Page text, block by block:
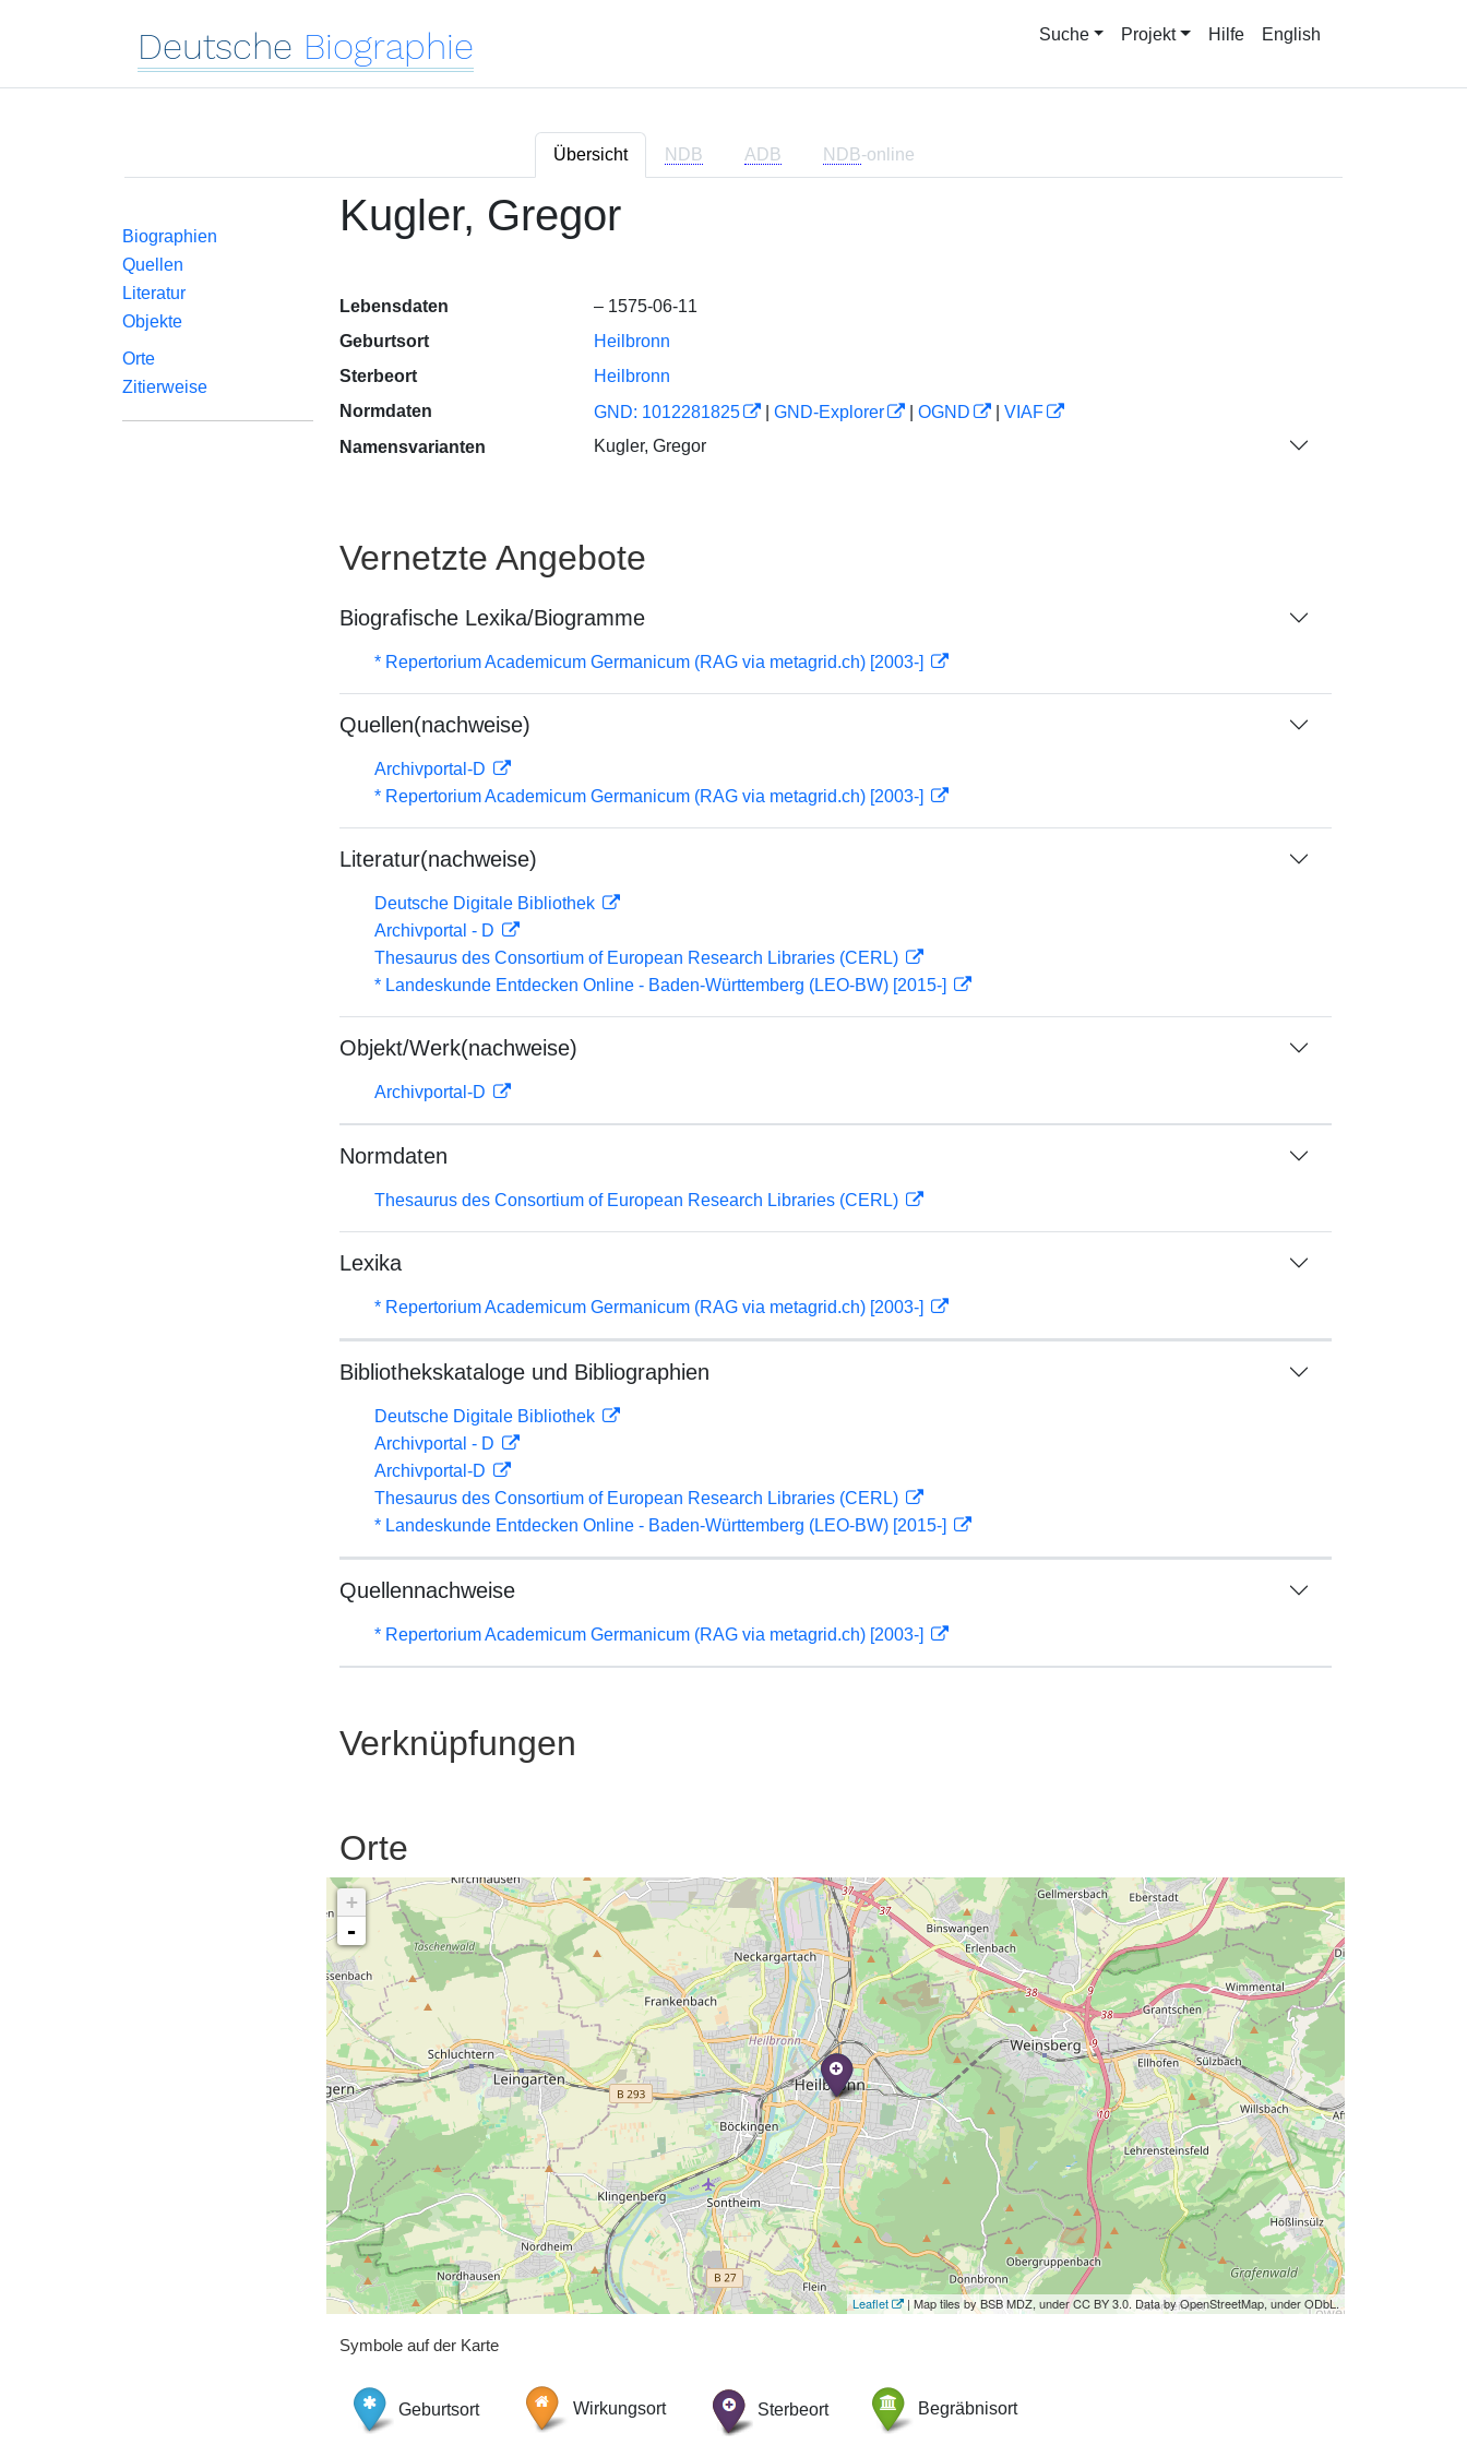
Deutsche Biographie Suche Projekt Hilfe English
Übersicht NDB ADB NDB-online
Biographien
Quellen
Literatur
Objekte
Orte
Zitierweise
Kugler, Gregor
Lebensdaten
– 1575-06-11
Geburtsort
Heilbronn
Sterbeort
Heilbronn
Normdaten
GND: 1012281825 GND-Explorer OGND
VIAF
Namensvarianten
Kugler, Gregor
Vernetzte Angebote
Biografische Lexika/Biogramme
* Repertorium Academicum Germanicum (RAG via metagrid.ch) [2003-]
Quellen(nachweise)
Archivportal-D
* Repertorium Academicum Germanicum (RAG via metagrid.ch) [2003-]
Literatur(nachweise)
Deutsche Digitale Bibliothek
Archivportal - D
Thesaurus des Consortium of European Research Libraries (CERL)
* Landeskunde Entdecken Online - Baden-Württemberg (LEO-BW) [2015-]
Objekt/Werk(nachweise)
Archivportal-D
Normdaten
Thesaurus des Consortium of European Research Libraries (CERL)
Lexika
* Repertorium Academicum Germanicum (RAG via metagrid.ch) [2003-]
Bibliothekskataloge und Bibliographien
Deutsche Digitale Bibliothek
Archivportal - D
Archivportal-D
Thesaurus des Consortium of European Research Libraries (CERL)
* Landeskunde Entdecken Online - Baden-Württemberg (LEO-BW) [2015-]
Quellennachweise
* Repertorium Academicum Germanicum (RAG via metagrid.ch) [2003-]
Verknüpfungen
Orte
+
-
Leaflet | Map tiles by BSB MDZ, under CC BY 3.0. Data by OpenStreetMap, under ODbL.
Symbole auf der Karte
Geburtsort Wirkungsort Sterbeort Begräbnisort